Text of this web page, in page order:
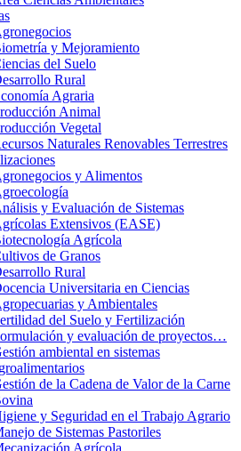
y Mejoramiento
del Suelo
Rural
Agraria
Animal
Vegetal
Naturales Renovables Terrestres
y Alimentos
y Evaluación de Sistemas
Extensivos (EASE)
Agrícola
de Granos
Rural
Universitaria en Ciencias
y Ambientales
del Suelo y Fertilización
y evaluación de proyectos…
ambiental en sistemas
de la Cadena de Valor de la Carne
y Seguridad en el Trabajo Agrario
de Sistemas Pastoriles
Agrícola